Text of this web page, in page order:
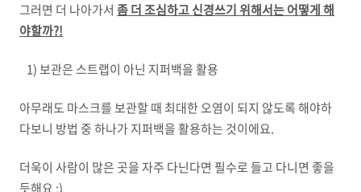
그러면 더 나아가서 좀 더 조심하고 신경쓰기 위해서는 어떻게 해
야할까?!
1) 보관은 스트랩이 아닌 지퍼백을 활용
아무래도 마스크를 보관할 때 최대한 오염이 되지 않도록 해야하
다보니 방법 중 하나가 지퍼백을 활용하는 것이에요.
더욱이 사람이 많은 곳을 자주 다닌다면 필수로 들고 다니면 좋을
듯해요 :)